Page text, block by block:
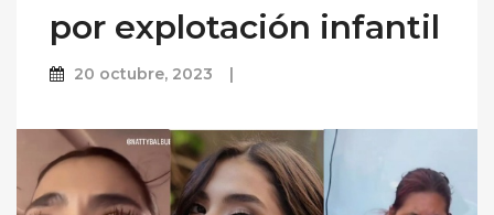
por explotación infantil
20 octubre, 2023